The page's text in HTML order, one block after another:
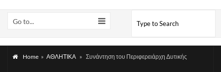
Go to...
Home » ΑΘΛΗΤΙΚΑ » Συνάντηση του Περιφερειάρχη Δυτικής